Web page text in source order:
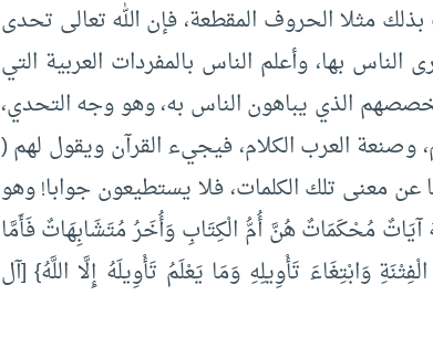
بذلك مثلا الحروف المقطعة، فإن الله تعالى تحدى
الناس بها، وأعلم الناس بالمفردات العربية التي
الذي يباهون الناس به، وهو وجه التحدي،
العرب الكلام، فيجيء القرآن ويقول لهم (
تلك الكلمات، فلا يستطيعون جوابا! وهو
آيَاتٌ مُحْكَمَاتٌ هُنَّ أُمُّ الْكِتَابِ وَأُخَرُ مُتَشَابِهَاتٌ فَأَمَّا
وَابْتِغَاءَ تَأْوِيلِهِ وَمَا يَعْلَمُ تَأْوِيلَهُ إِلَّا اللَّهُ} [آل